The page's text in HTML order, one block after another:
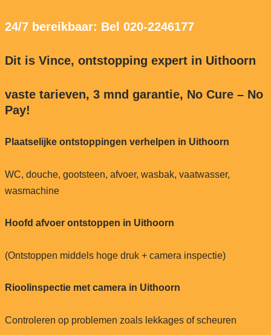
24/7 bereikbaar: Bel 020-2246177
Dit is Vince, ontstopping expert in Uithoorn
vaste tarieven, 3 mnd garantie, No Cure – No
Pay!
Plaatselijke ontstoppingen verhelpen in Uithoorn
WC, douche, gootsteen, afvoer, wasbak, vaatwasser,
wasmachine
Hoofd afvoer ontstoppen in Uithoorn
(Ontstoppen middels hoge druk + camera inspectie)
Rioolinspectie met camera in Uithoorn
Controleren op problemen zoals lekkages of scheuren